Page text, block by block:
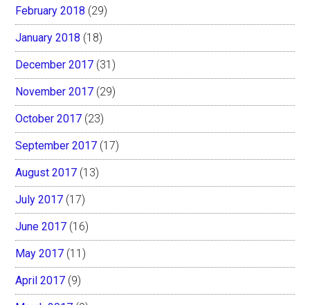
February 2018 (29)
January 2018 (18)
December 2017 (31)
November 2017 (29)
October 2017 (23)
September 2017 (17)
August 2017 (13)
July 2017 (17)
June 2017 (16)
May 2017 (11)
April 2017 (9)